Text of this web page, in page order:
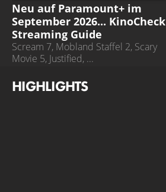
Neu auf Paramount+ im
September 2026... KinoCheck
Streaming Guide
Scream 7, Mobland Staffel 2, Scary
Movie 5, Justified, ...
HIGHLIGHTS